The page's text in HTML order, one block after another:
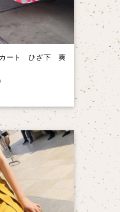
カート ひざ下 爽